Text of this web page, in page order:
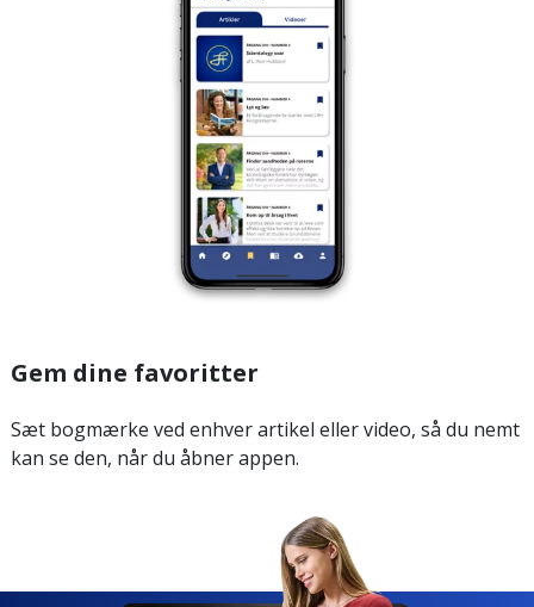
Gem dine favoritter
Sæt bogmærke ved enhver artikel eller video, så du nemt
kan se den, når du åbner appen.